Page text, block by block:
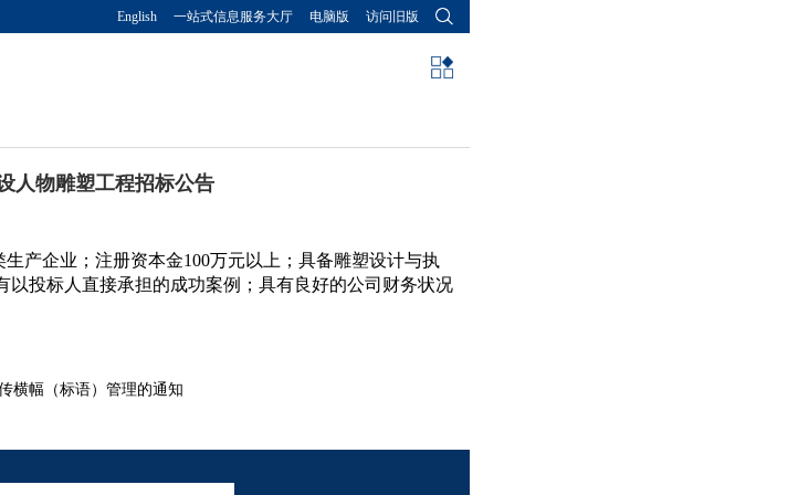
English 一站式信息服务大厅 电脑版 访问旧版
人物雕塑工程招标公告
产企业；注册资本金100万元以上；具备雕塑设计与执
投标人直接承担的成功案例；具有良好的公司财务状况
横幅（标语）管理的通知